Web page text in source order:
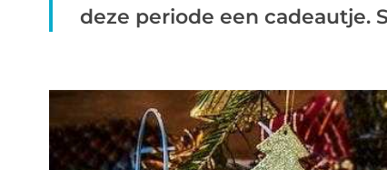
deze periode een cadeautje.